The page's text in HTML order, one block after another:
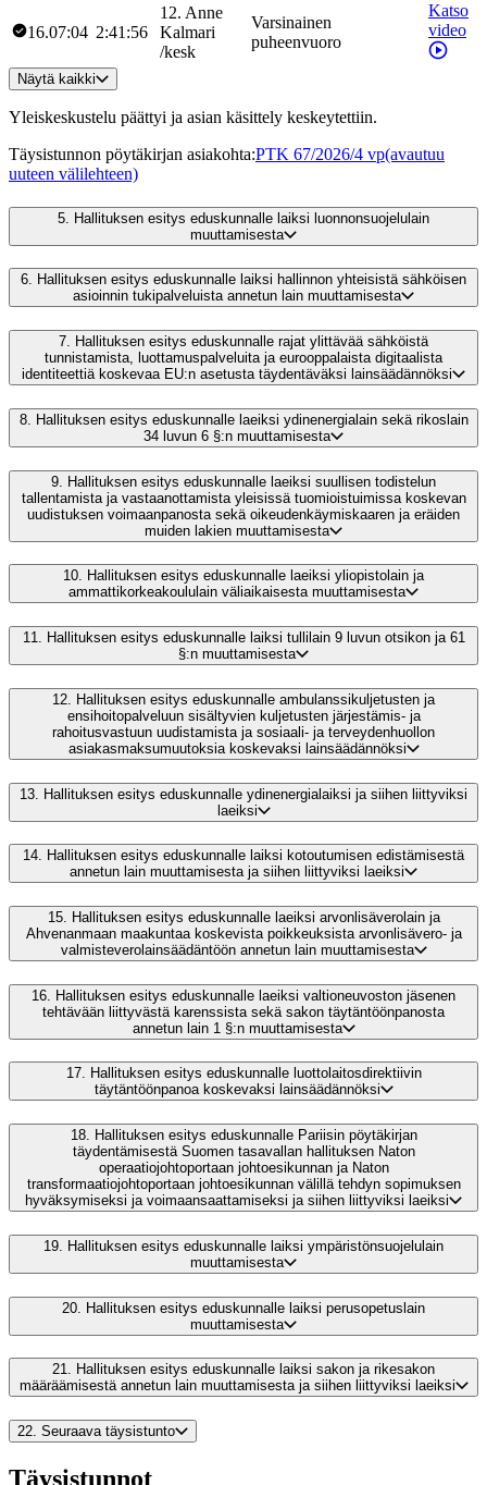
16.07:04 2:41:56
12. Anne
Kalmari
/kesk
Varsinainen
puheenvuoro
Katso
video
Näytä kaikki
Yleiskeskustelu päättyi ja asian käsittely keskeytettiin.
Täysistunnon pöytäkirjan asiakohta:PTK 67/2026/4 vp(avautuu
uuteen välilehteen)
5.
Hallituksen esitys eduskunnalle laiksi luonnonsuojelulain
muuttamisesta
6. Hallituksen esitys eduskunnalle laiksi hallinnon yhteisistä sähköisen
asioinnin tukipalveluista annetun lain muuttamisesta
7. Hallituksen esitys eduskunnalle rajat ylittävää sähköistä
tunnistamista, luottamuspalveluita ja eurooppalaista digitaalista
identiteettiä koskevaa EU:n asetusta täydentäväksi lainsäädännöksi
8.
Hallituksen esitys eduskunnalle laeiksi ydinenergialain sekä rikoslain
34 luvun 6 §:n muuttamisesta
9. Hallituksen esitys eduskunnalle laeiksi suullisen todistelun
tallentamista ja vastaanottamista yleisissä tuomioistuimissa koskevan
uudistuksen voimaanpanosta sekä oikeudenkäymiskaaren ja eräiden
muiden lakien muuttamisesta
10. Hallituksen esitys eduskunnalle laeiksi yliopistolain ja
ammattikorkeakoululain väliaikaisesta muuttamisesta
11. Hallituksen esitys eduskunnalle laiksi tullilain 9 luvun otsikon ja 61
§:n muuttamisesta
12.
Hallituksen esitys eduskunnalle ambulanssikuljetusten ja
ensihoitopalveluun sisältyvien kuljetusten järjestämis- ja
rahoitusvastuun uudistamista ja sosiaali- ja terveydenhuollon
asiakasmaksumuutoksia koskevaksi lainsäädännöksi
13. Hallituksen esitys eduskunnalle ydinenergialaiksi ja siihen liittyviksi
laeiksi
14. Hallituksen esitys eduskunnalle laiksi kotoutumisen edistämisestä
annetun lain muuttamisesta ja siihen liittyviksi laeiksi
15.
Hallituksen esitys eduskunnalle laeiksi arvonlisäverolain ja
Ahvenanmaan maakuntaa koskevista poikkeuksista arvonlisävero- ja
valmisteverolainsäädäntöön annetun lain muuttamisesta
16. Hallituksen esitys eduskunnalle laeiksi valtioneuvoston jäsenen
tehtävään liittyvästä karenssista sekä sakon täytäntöönpanosta
annetun lain 1 §:n muuttamisesta
17. Hallituksen esitys eduskunnalle luottolaitosdirektiivin
täytäntöönpanoa koskevaksi lainsäädännöksi
18. Hallituksen esitys eduskunnalle Pariisin pöytäkirjan
täydentämisestä Suomen tasavallan hallituksen Naton
operaatiojohtoportaan johtoesikunnan ja Naton
transformaatiojohtoportaan johtoesikunnan välillä tehdyn sopimuksen
hyväksymiseksi ja voimaansaattamiseksi ja siihen liittyviksi laeiksi
19.
Hallituksen esitys eduskunnalle laiksi ympäristönsuojelulain
muuttamisesta
20. Hallituksen esitys eduskunnalle laiksi perusopetuslain
muuttamisesta
21. Hallituksen esitys eduskunnalle laiksi sakon ja rikesakon
määräämisestä annetun lain muuttamisesta ja siihen liittyviksi laeiksi
22. Seuraava täysistunto
Täysistunnot